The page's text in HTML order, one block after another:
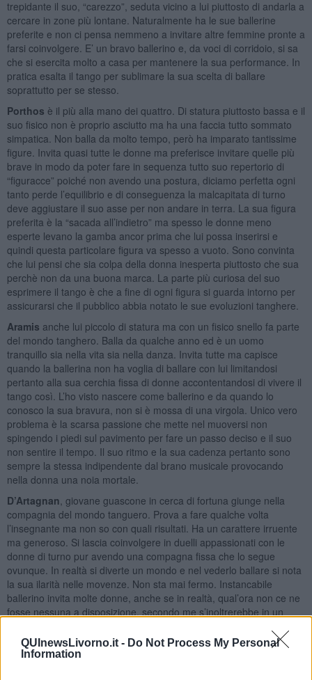
QUInewsLivorno.it - Do Not Process My Personal
Information
trepidante il suo, “carezzo”, seduta vicino a lui piuttosto di andarla a
cercare in zone più lontane. Naturalmente ha le sue ballerine
preferite e non ci pensa nemmeno a invitare altre femmine pronte a
farsi coinvolgere. E’ un bravo ballerino e, da voci di corridoio, si sa
che si esercita molto a casa per mantenere la sua performance. In
pratica esalta il tango per sublimare la sua scelta di ballare
soprattutto per se stesso.
Porthos è il più alla mano dei quattro. Di statura piuttosto bassa e il
suo fisico non è proprio asciutto ma ha una faccia tutto sommato
simpatica. Non balla da molto tempo, però ha imparato tantissime
figure. Invita quasi tutte le donne ma preferisce invitare quelle più
brave in modo da poter fare in sequenza tutto suo repertorio di
“figuracce” poiché non avendo una postura, diciamo perfetta ogni
tanto perde l’equilibrio e di conseguenza la malcapitata di turno
deve aggiustare il suo asse per non andare in terra. La sua figura
preferita è la “sacada all’indietro” ma spesso le donne meno
esperte levano la gamba ancor prima che lui possa inserirsi e
quindi questa particolare figura va spesso a vuoto. Sono convinta
che lui pensi che sia colpa della donna inesperta piuttosto che sua
perchè non da una buona marca. La parte più curiosa del suo
esprimere il tango è che a fine di ogni figura si guarda intorno per
assicurarsi che il pubblico abbia notato le sue evoluzioni tanghere.
Aramis anche lui piccolo di statura ma con un fisico snello fa parte
del mondo tanghero. Balla da qualche anno ed è un uomo
tranquillo sia nella vita sia nella danza. Invita tutte ma capisce
quando la ballerina non ha voglia di ballare con lui limitandosi
pertanto alla sua cerchia fissa di donne accontentandosi di vivere il
tango così. L’ho visto nascere come ballerino e da quando lo
conosco la sua bravura, non si è mossa di una virgola. Unico vero
problema è la scarsa passione che mette nel muoversi non
spingendo i piedi sul pavimento per fare un passo deciso e il suo
non sentire il tempo. Il suo ritmo e la sua cadenza pertanto sono
sempre la stessa indipendente dal brano musicale provocando
nella donna una noia mortale.
D’Artagnan , giovane guascone in cerca di fortuna giunge nella
compagnia del mondo tanguero. Prova a fare qualche volta
l’insegnante ma non so con quali risultati. Ha un carattere irruente
ma generoso. Si lascia coinvolgere in duelli appassionati con le
donne di turno pur avendo una compagna fissa che lo segue
ovunque. In realtà si diverte un mondo e nel vederlo ballare si nota
la sua ilarità nelle movenze. Non sta mai fermo. Instancabile
ballerino invita molte donne, anche se in realtà, qual’ora non ce ne
fosse nessuna a disposizione, secondo me s’inoltrerebbe in un
dimostrare, ampiamente, di essere bravo. Anche lui, qualche volta
si lascia coinvolgere dal suo ego, cercando negli sguardi dei